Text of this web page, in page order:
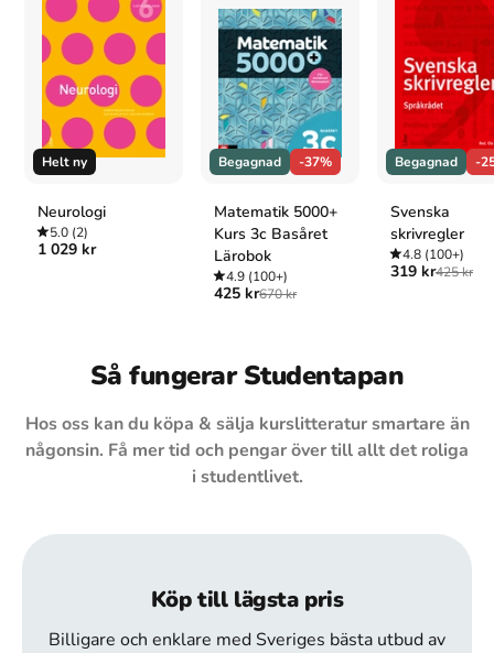
Helt ny
Neurologi
5.0 (2)
1 029 kr
Begagnad -37%
Matematik 5000+
Kurs 3c Basåret
Lärobok
4.9 (100+)
425 kr670 kr
Begagnad -
Svenska
skrivregler
4.8 (100+)
319 kr425 kr
Så fungerar Studentapan
Hos oss kan du köpa & sälja kurslitteratur smartare än
någonsin. Få mer tid och pengar över till allt det roliga
i studentlivet.
Köp till lägsta pris
Billigare och enklare med Sveriges bästa utbud av